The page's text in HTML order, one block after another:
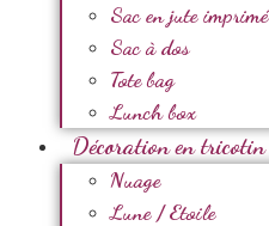
Sac en jute imprimé
Sac à dos
Tote bag
Lunch box
Décoration en tricotin
Nuage
Lune / Etoile